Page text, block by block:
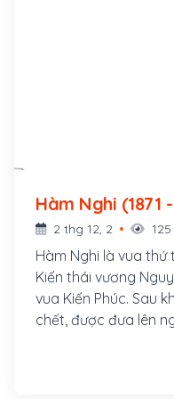
Hàm Nghi
2 thg 12, 2 125
Hàm Nghi là vua
Kiến thái vương
vua Kiến Phúc. Sau
chết, được đưa lên